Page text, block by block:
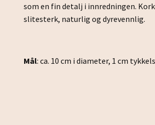
som en fin detalj i innredningen.
slitesterk, naturlig og dyrevennlig.
Mål: ca. 10 cm i diameter, 1 cm